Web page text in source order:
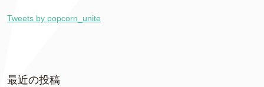
Tweets by popcorn_unite
最近の投稿